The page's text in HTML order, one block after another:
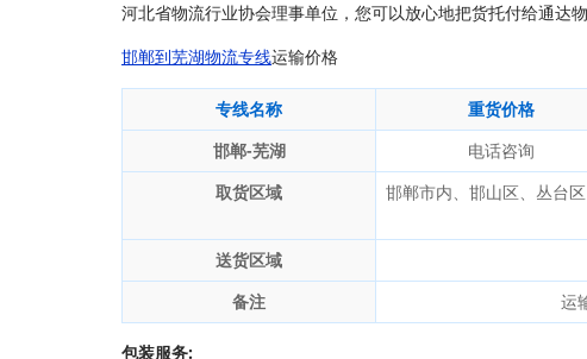
河北省物流行业协会理事单位，您可以放心地把货托付给通达物
邯郸到芜湖物流专线运输价格
专线名称 重货价格
邯郸-芜湖
电话咨询
取货区域
邯郸市内、邯山区、丛台
送货区域
备注
运
包装服务: